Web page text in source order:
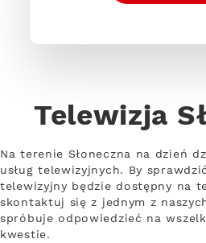
Telewizja
Na terenie Słoneczna na dzień
usług telewizyjnych. By
telewizyjny będzie dostępny na
skontaktuj się z jednym z
spróbuje odpowiedzieć na
kwestie.